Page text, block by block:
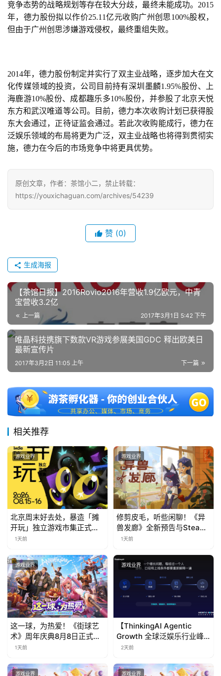
竞争态势的战略规划等存在较大分歧，最终未能成功。2015
年，德力股份拟以作价25.11亿元收购广州创思100%股权，
但由于广州创思涉嫌游戏侵权，最终重组失败。
2014年，德力股份制定并实行了双主业战略，逐步加大在文
化传媒领域的投资，公司目前持有深圳墨麟1.95%股份、上
海鹿游10%股份、成都趣乐多10%股份，并参股了北京天悦
东方和武汉唯道等公司。目前，德力本次收购计划已获得股
东大会通过，正待证监会通过。若此次收购能成行，德力在
泛娱乐领域的布局将更为广泛，双主业战略也将得到贯彻实
施，德力在今后的市场竞争中将更具优势。
原创文章，作者：茶馆小二，禁止转载：
https://youxichaguan.com/archives/54239
赞 (0)
生成海报
【茶馆日报】2016Rovio2016年营收1.9亿欧元，中青
宝营收3.2亿
上一篇 2017年3月1日 5:42 下午
唯晶科技携旗下数款VR游戏参展美国GDC 释出欧美日
最新宣传片
下一篇
2017年3月2日 11:05 上午
相关推荐
游戏业界
北京周末好去处，暴造「摊
开玩」独立游戏市集正式开
票！
1天前
游戏业界
修剪皮毛，听些闲聊！《异
兽发廊》全新预告与Steam
免费试玩公开
1天前
游戏业界
这一球，为热爱！《街球艺
术》周年庆典8月8日正式上
线，多重福利与全新内容同
1天前
游戏业界
【ThinkingAI Agentic
Growth 全球泛娱乐行业峰
会】Agent 时代，人到底负
2天前
游戏业界 游戏业界